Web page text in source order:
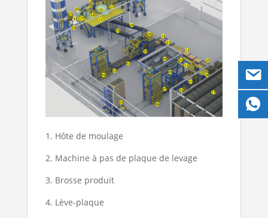
1. Hôte de moulage
2. Machine à pas de plaque de levage
3. Brosse produit
4. Lève-plaque